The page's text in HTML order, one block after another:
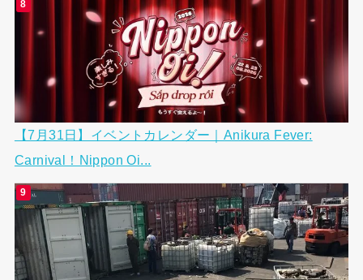
【7月31日】イベントカレンダー｜Anikura Fever:
Carnival！Nippon Oi...